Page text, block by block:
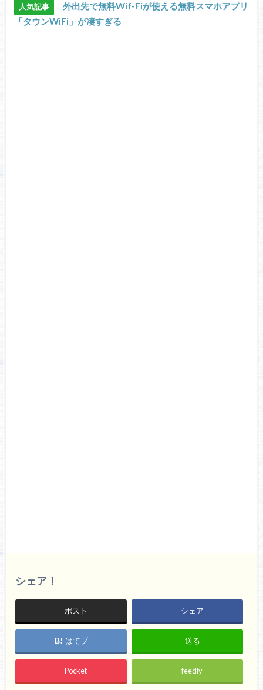
人気記事
外出先で無料Wif-Fiが使える無料スマホアプリ
「タウンWiFi」が凄すぎる
シェア！
ポスト シェア
はてブ 送る
Pocket feedly